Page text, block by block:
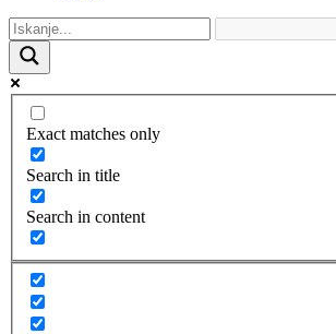
Exact matches only
Search in title
Search in content